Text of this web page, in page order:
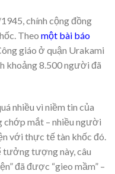
chính cộng đồng
Theo một bài báo
giáo ở quận Urakami
khoảng 8.500 người đã
nhiều vì niềm tin của
chớp mắt – nhiều người
với thực tế tàn khốc đó.
tưởng tượng này, câu
đã được “gieo mầm” –